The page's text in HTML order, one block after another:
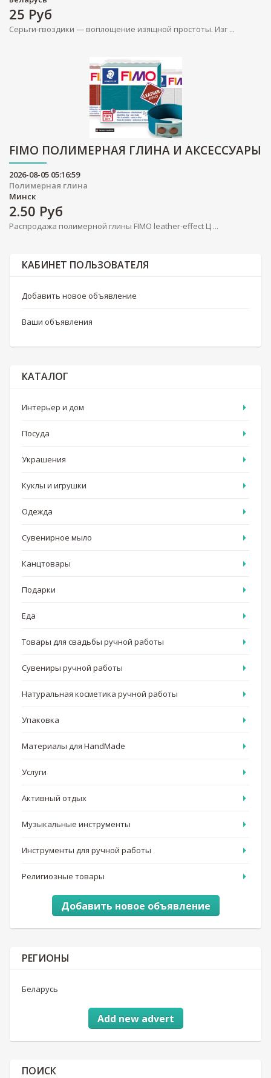
25 Руб
Серьги-гвоздики — воплощение изящной простоты. Изг ...
FIMO ПОЛИМЕРНАЯ ГЛИНА И АКСЕССУАРЫ
2026-08-05 05:16:59
Полимерная глина
Минск
2.50 Руб
Распродажа полимерной глины FIMO leather-effect Ц ...
КАБИНЕТ ПОЛЬЗОВАТЕЛЯ
Добавить новое объявление
Ваши объявления
КАТАЛОГ
Интерьер и дом
Посуда
Украшения
Куклы и игрушки
Одежда
Сувенирное мыло
Канцтовары
Подарки
Еда
Товары для свадьбы ручной работы
Сувениры ручной работы
Натуральная косметика ручной работы
Упаковка
Материалы для HandMade
Услуги
Активный отдых
Музыкальные инструменты
Инструменты для ручной работы
Религиозные товары
Добавить новое объявление
РЕГИОНЫ
Беларусь
Add new advert
ПОИСК